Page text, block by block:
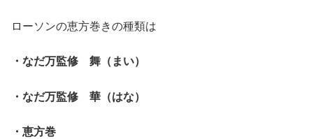
ローソンの恵方巻きの種類は
・なだ万監修 舞（まい）
・なだ万監修 華（はな）
・恵方巻